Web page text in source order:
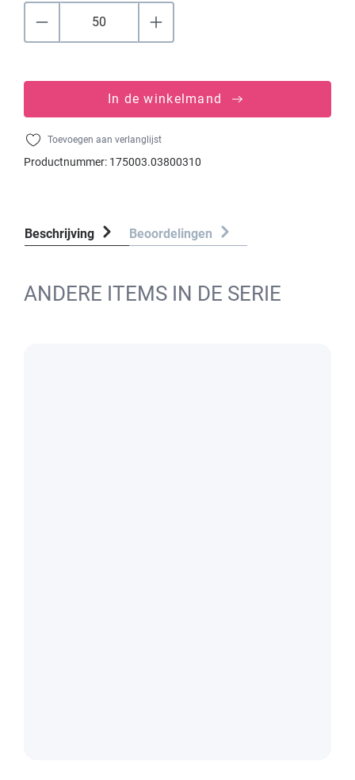
In de winkelmand
Toevoegen aan verlanglijst
Productnummer: 175003.03800310
Beschrijving Beoordelingen
ANDERE ITEMS IN DE SERIE